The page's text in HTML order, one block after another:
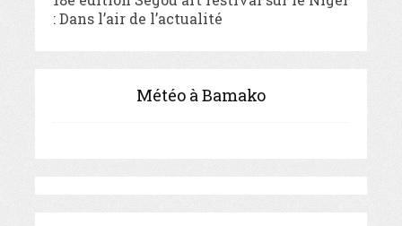
: Dans l’air de l’actualité
Météo à Bamako